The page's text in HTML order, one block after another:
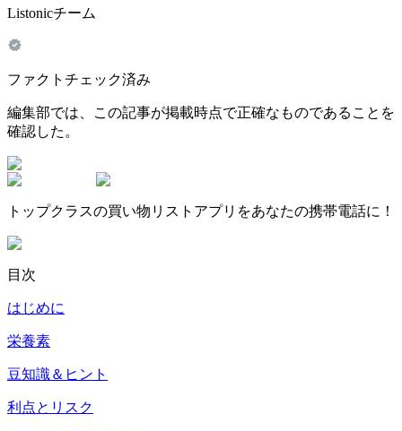
Listonicチーム
ファクトチェック済み
編集部では、この記事が掲載時点で正確なものであることを
確認した。
トップクラスの買い物リストアプリをあなたの携帯電話に！
目次
はじめに
栄養素
豆知識＆ヒント
利点とリスク